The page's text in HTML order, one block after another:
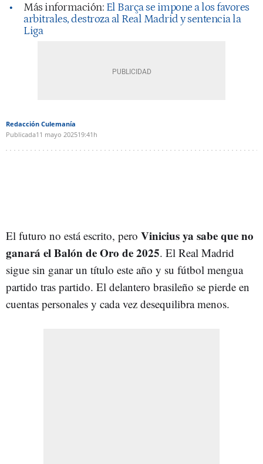
Más información: El Barça se impone a los favores
arbitrales, destroza al Real Madrid y sentencia la
Liga
Redacción Culemanía
Publicada11 mayo 202519:41h
El futuro no está escrito, pero Vinicius ya sabe que no
ganará el Balón de Oro de 2025. El Real Madrid
sigue sin ganar un título este año y su fútbol mengua
partido tras partido. El delantero brasileño se pierde en
cuentas personales y cada vez desequilibra menos.